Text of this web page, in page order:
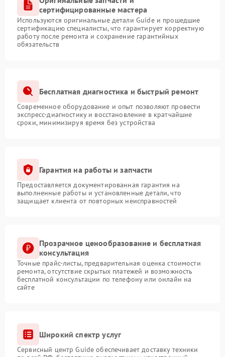
сертифицированные мастера
Используются оригинальные детали Guide и прошедшие
сертификацию специалисты, что гарантирует корректную
работу после ремонта и сохранение гарантийных
обязательств
Бесплатная диагностика и быстрый ремонт
Современное оборудование и опыт позволяют провести
экспресс-диагностику и восстановление в кратчайшие
сроки, минимизируя время без устройства
Гарантия на работы и запчасти
Предоставляется документированная гарантия на
выполненные работы и установленные детали, что
защищает клиента от повторных неисправностей
Прозрачное ценообразование и бесплатная
консультация
Точные прайс-листы, предварительная оценка стоимости
ремонта, отсутствие скрытых платежей и возможность
бесплатной консультации по телефону или онлайн на
сайте
Широкий спектр услуг
Сервисный центр Guide обеспечивает доставку техники